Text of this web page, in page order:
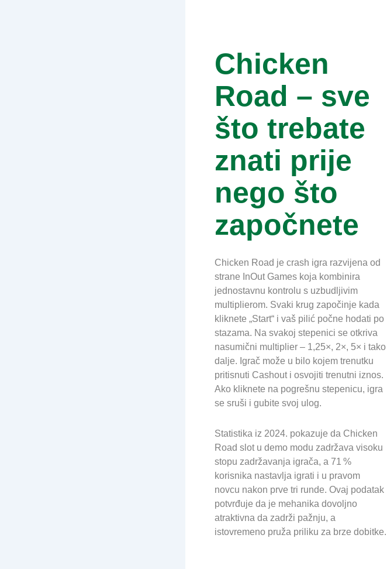
Chicken
Road – sve
što trebate
znati prije
nego što
započnete
Chicken Road je crash igra razvijena od
strane InOut Games koja kombinira
jednostavnu kontrolu s uzbudljivim
multiplierom. Svaki krug započinje kada
kliknete „Start“ i vaš pilić počne hodati po
stazama. Na svakoj stepenici se otkriva
nasumični multiplier – 1,25×, 2×, 5× i tako
dalje. Igrač može u bilo kojem trenutku
pritisnuti Cashout i osvojiti trenutni iznos.
Ako kliknete na pogrešnu stepenicu, igra
se sruši i gubite svoj ulog.
Statistika iz 2024. pokazuje da Chicken
Road slot u demo modu zadržava visoku
stopu zadržavanja igrača, a 71 %
korisnika nastavlja igrati i u pravom
novcu nakon prve tri runde. Ovaj podatak
potvrđuje da je mehanika dovoljno
atraktivna da zadrži pažnju, a
istovremeno pruža priliku za brze dobitke.